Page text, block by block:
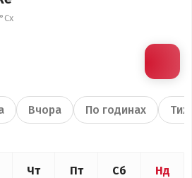
Вчора По годинах
Чт Пт Сб Нд